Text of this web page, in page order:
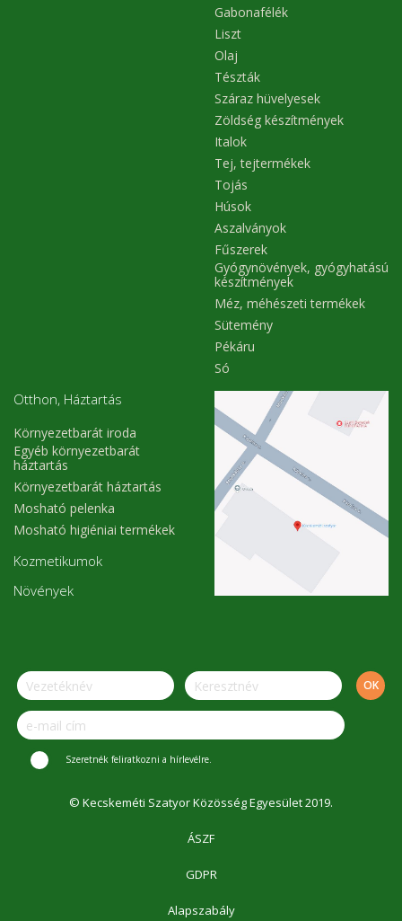
Gabonafélék
Liszt
Olaj
Tészták
Száraz hüvelyesek
Zöldség készítmények
Italok
Tej, tejtermékek
Tojás
Húsok
Aszalványok
Fűszerek
Gyógynövények, gyógyhatású
készítmények
Méz, méhészeti termékek
Sütemény
Pékáru
Só
Otthon, Háztartás
Környezetbarát iroda
Egyéb környezetbarát
háztartás
Környezetbarát háztartás
Mosható pelenka
Mosható higiéniai termékek
Kozmetikumok
Növények
Szeretnék feliratkozni a hírlevélre.
© Kecskeméti Szatyor Közösség Egyesület 2019.
ÁSZF
GDPR
Alapszabály